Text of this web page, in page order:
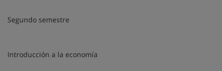
Segundo semestre
Introducción a la economía